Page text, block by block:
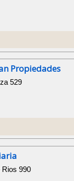
Propiedades
529
Rios 990